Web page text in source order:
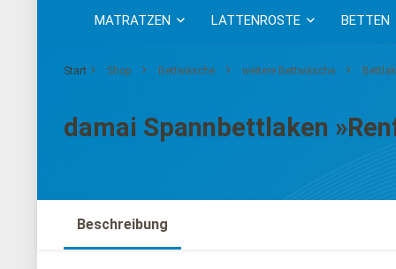
MATRATZEN LATTENROSTE BETTEN
Start Shop Bettwäsche weitere Bettwäsche
damai Spannbettlaken
Beschreibung